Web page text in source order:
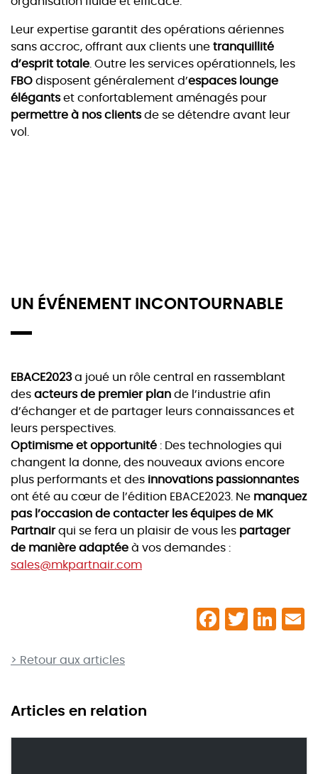
Leur expertise garantit des opérations aériennes
sans accroc, offrant aux clients une tranquillité
d’esprit totale . Outre les services opérationnels, les
FBO disposent généralement d’espaces lounge
élégantset confortablement aménagés pour
permettre à nos clientsde se détendre avant leur
vol.
UN ÉVÉNEMENT INCONTOURNABLE
EBACE2023 a joué un rôle central en rassemblant
des acteurs de premier plan de l’industrie afin
d’échanger et de partager leurs connaissances et
leurs perspectives.
Optimisme et opportunité : Des technologies qui
changent la donne, des nouveaux avions encore
plus performants et des innovations passionnantes
ont été au cœur de l’édition EBACE2023. Ne manquez
pas l’occasion de contacter les équipes de MK
Partnairqui se fera un plaisir de vous les partager
de manière adaptée à vos demandes :
sales@mkpartnair.com
> Retour aux articles
Articles en relation